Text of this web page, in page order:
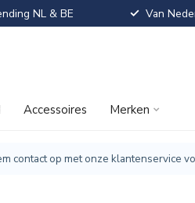
NL & BE Van
Accessoires Merken
contact op met onze klantenservice